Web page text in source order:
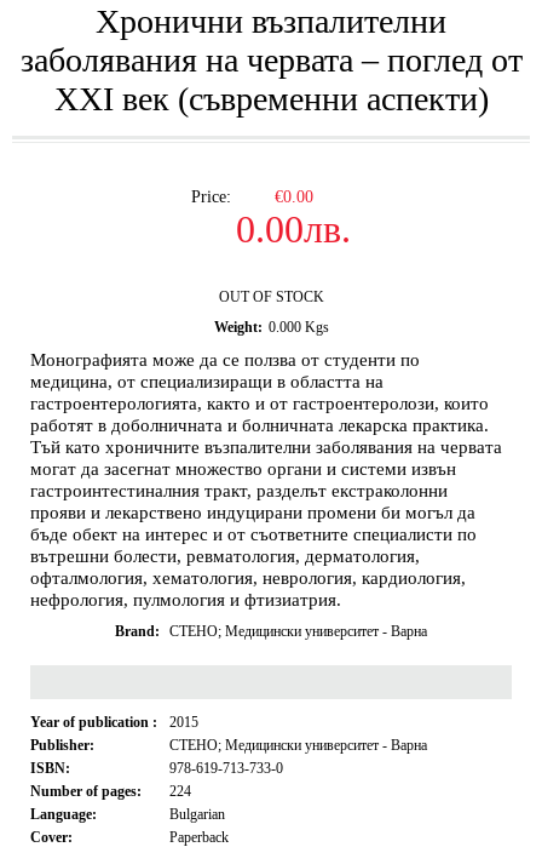
Хронични възпалителни
заболявания на червата – поглед от
ХХІ век (съвременни аспекти)
Price: €0.00
0.00лв.
OUT OF STOCK
Weight: 0.000 Kgs
Монографията може да се ползва от студенти по
медицина, от специализиращи в областта на
гастроентерологията, както и от гастроентеролози, които
работят в доболничната и болничната лекарска практика.
Тъй като хроничните възпалителни заболявания на червата
могат да засегнат множество органи и системи извън
гастроинтестиналния тракт, разделът екстраколонни
прояви и лекарствено индуцирани промени би могъл да
бъде обект на интерес и от съответните специалисти по
вътрешни болести, ревматология, дерматология,
офталмология, хематология, неврология, кардиология,
нефрология, пулмология и фтизиатрия.
Brand: СТЕНО; Медицински университет - Варна
Year of publication :
2015
Publisher:
СТЕНО; Медицински университет - Варна
ISBN:
978-619-713-733-0
Number of pages:
224
Language:
Bulgarian
Cover:
Paperback